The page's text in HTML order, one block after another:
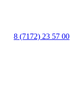
8 (7172) 23 57 00